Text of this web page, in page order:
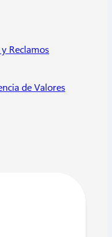
Reclamos
de Valores